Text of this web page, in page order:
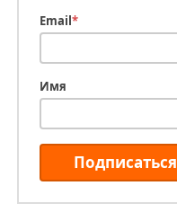
Email*
Имя
Подписаться